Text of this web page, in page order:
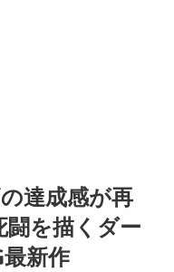
達成感が再
闘を描くダー
新作